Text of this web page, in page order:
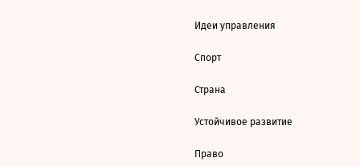
Идеи управления
Спорт
Страна
Устойчивое развитие
Право